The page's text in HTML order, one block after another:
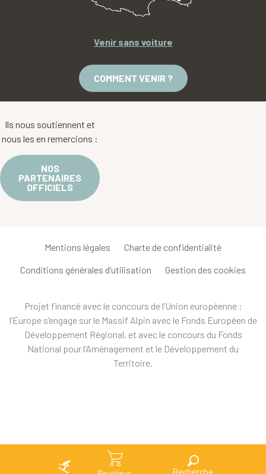
Recherche
Venir sans voiture
COMMENT VENIR ?
Ils nous soutiennent et
nous les en remercions :
NOS
PARTENAIRES
OFFICIELS
Mentions légales Charte de confidentialité
Conditions générales d’utilisation Gestion des cookies
Projet financé avec le concours de l’Union européenne :
l’Europe s’engage sur le Massif Alpin avec le Fonds Européen de
Développement Régional, et avec le concours du Fonds
National pour l’Aménagement et le Développement du
Territoire.